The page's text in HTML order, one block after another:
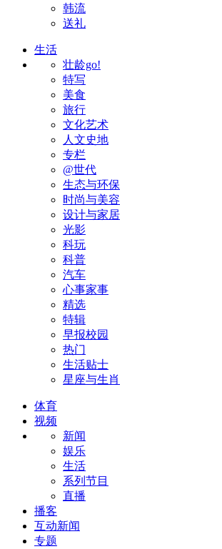
韩流
送礼
生活
壮龄go!
特写
美食
旅行
文化艺术
人文史地
专栏
@世代
生态与环保
时尚与美容
设计与家居
光影
科玩
科普
汽车
心事家事
精选
特辑
早报校园
热门
生活贴士
星座与生肖
体育
视频
新闻
娱乐
生活
系列节目
直播
播客
互动新闻
专题